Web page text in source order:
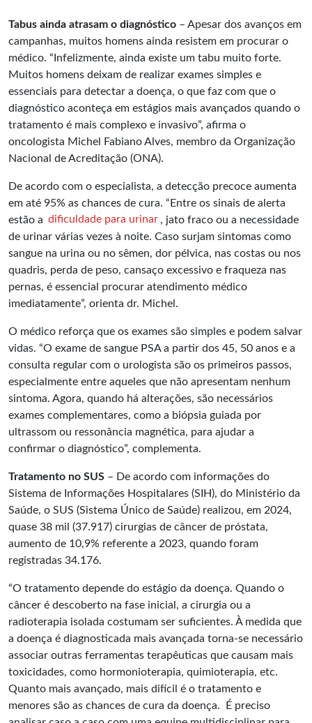
Tabus ainda atrasam o diagnóstico – Apesar dos avanços em
campanhas, muitos homens ainda resistem em procurar o
médico. “Infelizmente, ainda existe um tabu muito forte.
Muitos homens deixam de realizar exames simples e
essenciais para detectar a doença, o que faz com que o
diagnóstico aconteça em estágios mais avançados quando o
tratamento é mais complexo e invasivo”, afirma o
oncologista Michel Fabiano Alves, membro da Organização
Nacional de Acreditação (ONA).
De acordo com o especialista, a detecção precoce aumenta
em até 95% as chances de cura. “Entre os sinais de alerta
estão a dificuldade para urinar , jato fraco ou a necessidade
de urinar várias vezes à noite. Caso surjam sintomas como
sangue na urina ou no sêmen, dor pélvica, nas costas ou nos
quadris, perda de peso, cansaço excessivo e fraqueza nas
pernas, é essencial procurar atendimento médico
imediatamente”, orienta dr. Michel.
O médico reforça que os exames são simples e podem salvar
vidas. “O exame de sangue PSA a partir dos 45, 50 anos e a
consulta regular com o urologista são os primeiros passos,
especialmente entre aqueles que não apresentam nenhum
sintoma. Agora, quando há alterações, são necessários
exames complementares, como a biópsia guiada por
ultrassom ou ressonância magnética, para ajudar a
confirmar o diagnóstico”, complementa.
Tratamento no SUS – De acordo com informações do
Sistema de Informações Hospitalares (SIH), do Ministério da
Saúde, o SUS (Sistema Único de Saúde) realizou, em 2024,
quase 38 mil (37.917) cirurgias de câncer de próstata,
aumento de 10,9% referente a 2023, quando foram
registradas 34.176.
“O tratamento depende do estágio da doença. Quando o
câncer é descoberto na fase inicial, a cirurgia ou a
radioterapia isolada costumam ser suficientes. À medida que
a doença é diagnosticada mais avançada torna-se necessário
associar outras ferramentas terapêuticas que causam mais
toxicidades, como hormonioterapia, quimioterapia, etc.
Quanto mais avançado, mais difícil é o tratamento e
menores são as chances de cura da doença. É preciso